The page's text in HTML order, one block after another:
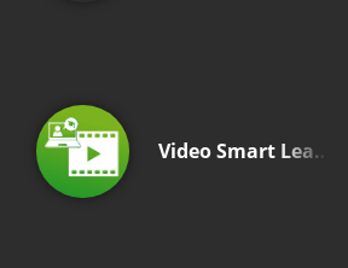
Video Smart Lea…